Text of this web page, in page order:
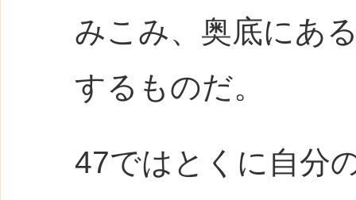
みこみ、奥底にあ
するものだ。
47ではとくに自分